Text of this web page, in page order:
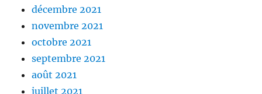
décembre 2021
novembre 2021
octobre 2021
septembre 2021
août 2021
juillet 2021